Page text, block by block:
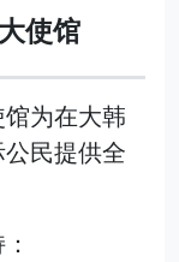
使馆
为在大韩
民提供全